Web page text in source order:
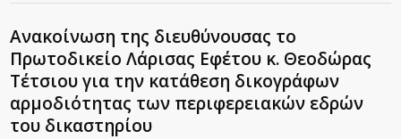
Ανακοίνωση της διευθύνουσας το
Πρωτοδικείο Λάρισας Εφέτου κ. Θεοδώρας
Τέτσιου για την κατάθεση δικογράφων
αρμοδιότητας των περιφερειακών εδρών
του δικαστηρίου